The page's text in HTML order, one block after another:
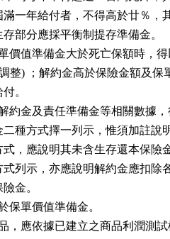
滿一年給付者，不得高於廿％，
存部分應採平衡制提存準備金。
價值準備金大於死亡保額時，
調整) ；解約金高於保險金額及保
。
約金及責任準備金等相關數據
二種方式擇一列示，惟須加註說
式，應說明其未含生存還本保險
式列示，亦應說明解約金應扣除
金。
保單價值準備金。
，應依據已建立之商品利潤測